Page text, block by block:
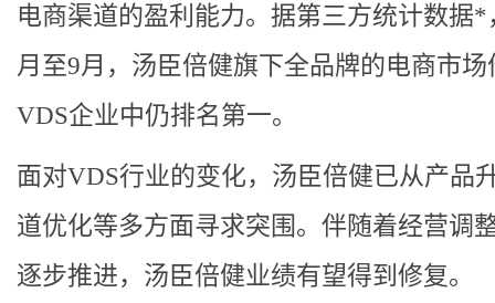
电商渠道的盈利能力。据第三方统计数据*
月至9月，汤臣倍健旗下全品牌的电商市场
VDS企业中仍排名第一。
面对VDS行业的变化，汤臣倍健已从产品
道优化等多方面寻求突围。伴随着经营调
逐步推进，汤臣倍健业绩有望得到修复。